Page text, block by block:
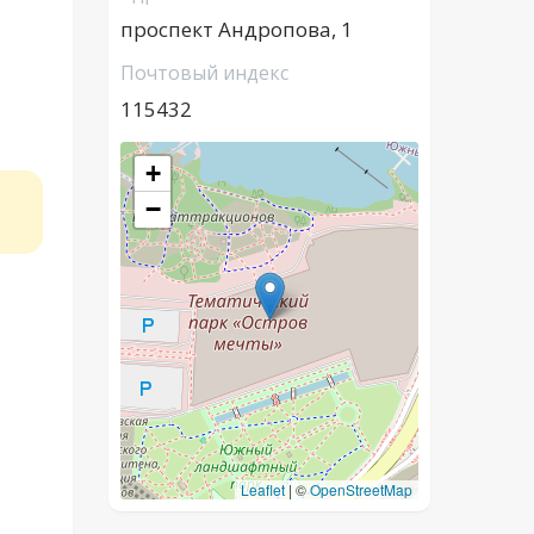
проспект Андропова, 1
Почтовый индекс
115432
+
−
Leaflet | ©OpenStreetMap